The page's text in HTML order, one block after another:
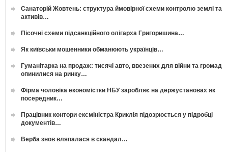
Санаторій Жовтень: структура ймовірної схеми контролю землі та
активів…
Пісочні схеми підсанкційного олігарха Григоришина…
Як київськи мошенники обманюють українців…
Гуманітарка на продаж: тисячі авто, ввезених для війни та громад
опинилися на ринку…
Фірма чоловіка економістки НБУ заробляє на держустановах як
посередник…
Працівник контори ексміністра Криклія підозрюється у підробці
документів…
Верба знов вляпалася в скандал…